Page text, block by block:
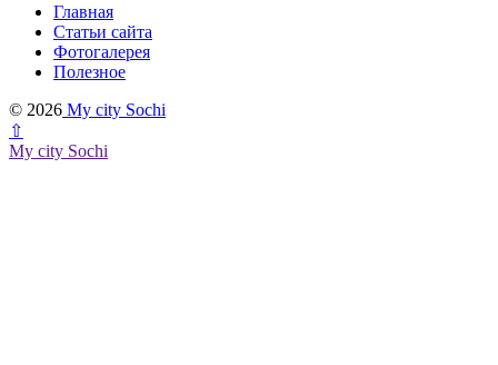
Главная
Статьи сайта
Фотогалерея
Полезное
© 2026 My city Sochi
⇧
My city Sochi